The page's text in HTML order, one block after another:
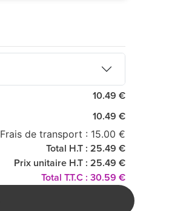
10.49 €
10.49 €
Frais de transport : 15.00 €
Total H.T : 25.49 €
Prix unitaire H.T : 25.49 €
Total T.T.C : 30.59 €